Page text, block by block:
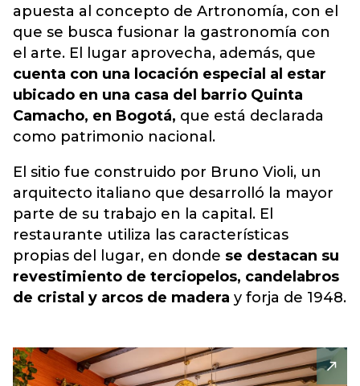
apuesta al concepto de Artronomía, con el
que se busca fusionar la gastronomía con
el arte. El lugar aprovecha, además, que
cuenta con una locación especial al estar
ubicado en una casa del barrio Quinta
Camacho, en Bogotá, que está declarada
como patrimonio nacional.
El sitio fue construido por Bruno Violi, un
arquitecto italiano que desarrolló la mayor
parte de su trabajo en la capital. El
restaurante utiliza las características
propias del lugar, en donde se destacan su
revestimiento de terciopelos, candelabros
de cristal y arcos de madera y forja de 1948.